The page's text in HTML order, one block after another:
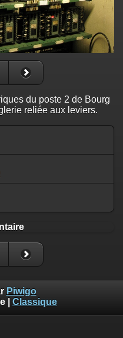
du poste 2 de Bourg
reliée aux leviers.
Piwigo
Classique